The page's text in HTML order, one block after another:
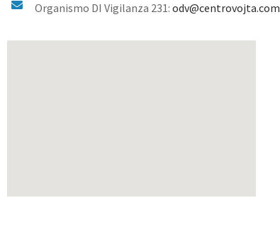
Organismo DI Vigilanza 231: odv@centrovojta.com